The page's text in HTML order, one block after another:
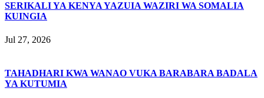
SERIKALI YA KENYA YAZUIA WAZIRI WA SOMALIA
KUINGIA
Jul 27, 2026
TAHADHARI KWA WANAO VUKA BARABARA BADALA
YA KUTUMIA